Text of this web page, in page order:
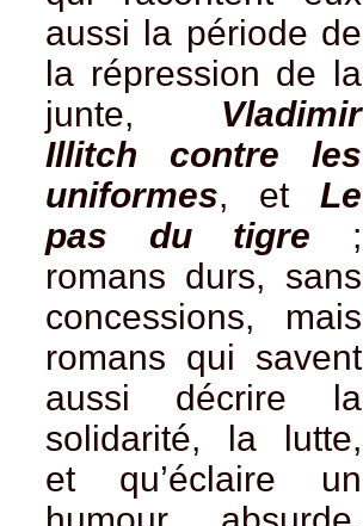
aussi la période de
la répression de la
junte, Vladimir
Illitch contre les
uniformes, et Le
pas du tigre ;
romans durs, sans
concessions, mais
romans qui savent
aussi décrire la
solidarité, la lutte,
et qu’éclaire un